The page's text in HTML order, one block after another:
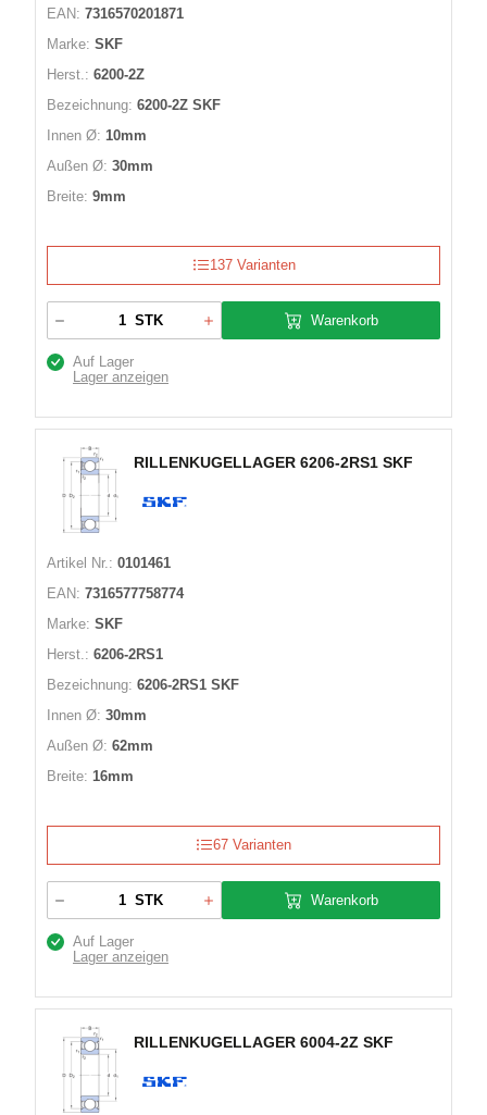
EAN: 7316570201871
Marke: SKF
Herst.: 6200-2Z
Bezeichnung: 6200-2Z SKF
Innen Ø: 10mm
Außen Ø: 30mm
Breite: 9mm
137 Varianten
STK Warenkorb
Auf Lager
Lager anzeigen
RILLENKUGELLAGER 6206-2RS1 SKF
Artikel Nr.: 0101461
EAN: 7316577758774
Marke: SKF
Herst.: 6206-2RS1
Bezeichnung: 6206-2RS1 SKF
Innen Ø: 30mm
Außen Ø: 62mm
Breite: 16mm
67 Varianten
STK Warenkorb
Auf Lager
Lager anzeigen
RILLENKUGELLAGER 6004-2Z SKF